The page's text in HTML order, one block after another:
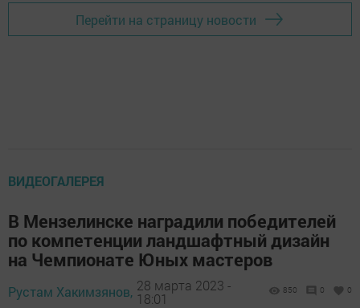
Перейти на страницу новости
ВИДЕОГАЛЕРЕЯ
В Мензелинске наградили победителей
по компетенции ландшафтный дизайн
на Чемпионате Юных мастеров
Рустам Хакимзянов, 28 марта 2023 -
18:01
850 0 0